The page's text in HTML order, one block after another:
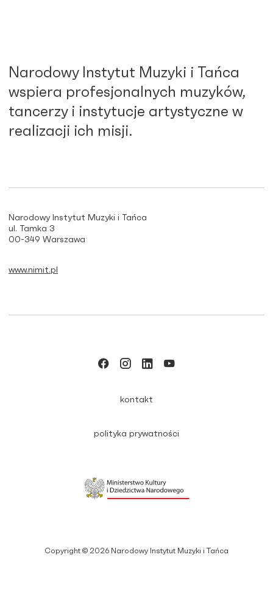
Narodowy Instytut Muzyki i Tańca
wspiera profesjonalnych muzyków,
tancerzy i instytucje artystyczne w
realizacji ich misji.
Narodowy Instytut Muzyki i Tańca
ul. Tamka 3
00-349 Warszawa
www.nimit.pl
Copyright © 2026 Narodowy Instytut Muzyki i Tańca
kontakt
polityka prywatności